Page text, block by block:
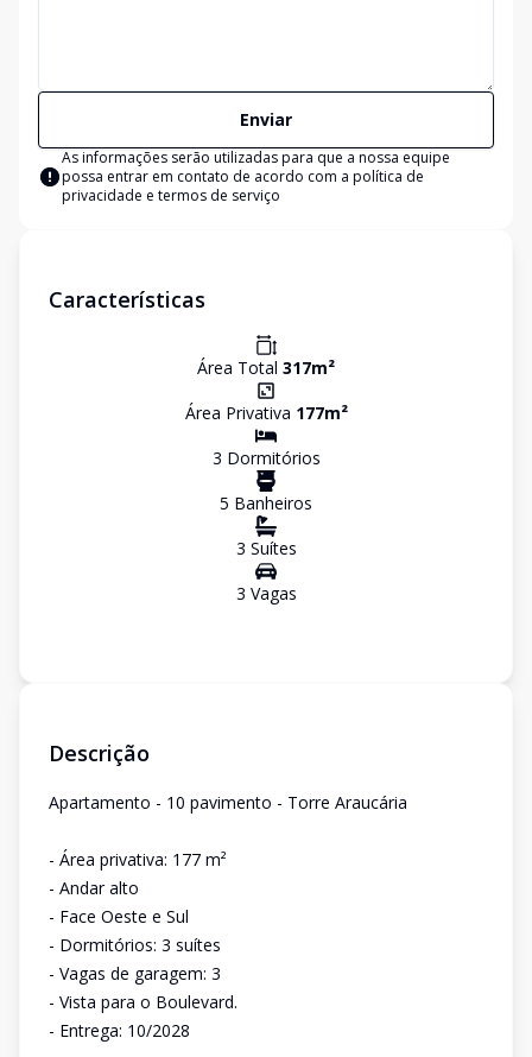
Enviar
As informações serão utilizadas para que a nossa equipe
possa entrar em contato de acordo com a política de
privacidade e termos de serviço
Características
Área Total 317m²
Área Privativa 177m²
3 Dormitórios
5 Banheiros
3 Suítes
3 Vagas
Descrição
Apartamento - 10 pavimento - Torre Araucária
- Área privativa: 177 m²
- Andar alto
- Face Oeste e Sul
- Dormitórios: 3 suítes
- Vagas de garagem: 3
- Vista para o Boulevard.
- Entrega: 10/2028